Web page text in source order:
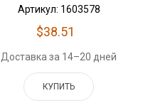
Артикул: 1603578
$38.51
Доставка за 14–20 дней
КУПИТЬ